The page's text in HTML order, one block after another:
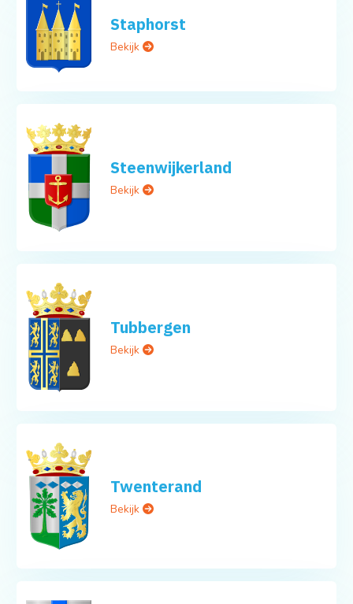
Staphorst
Bekijk
Steenwijkerland
Bekijk
Tubbergen
Bekijk
Twenterand
Bekijk